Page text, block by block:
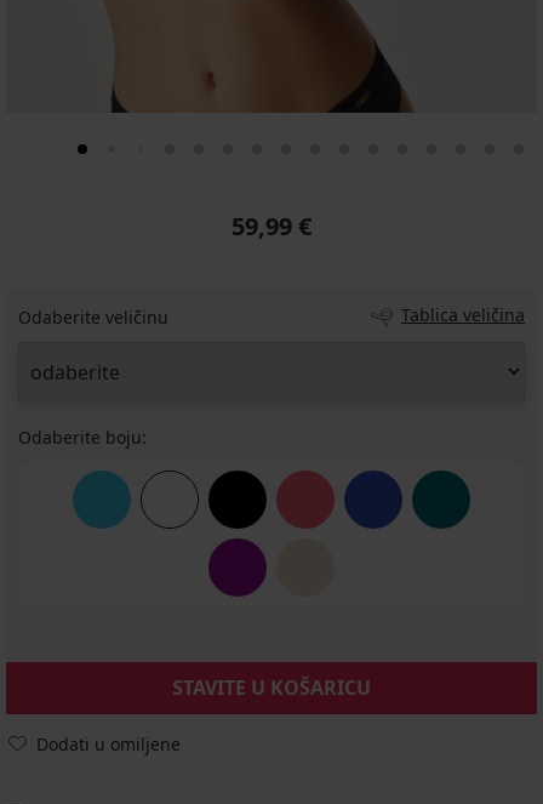
59,99 €
Odaberite veličinu Tablica veličina
Odaberite boju:
STAVITE U KOŠARICU
Dodati u omiljene